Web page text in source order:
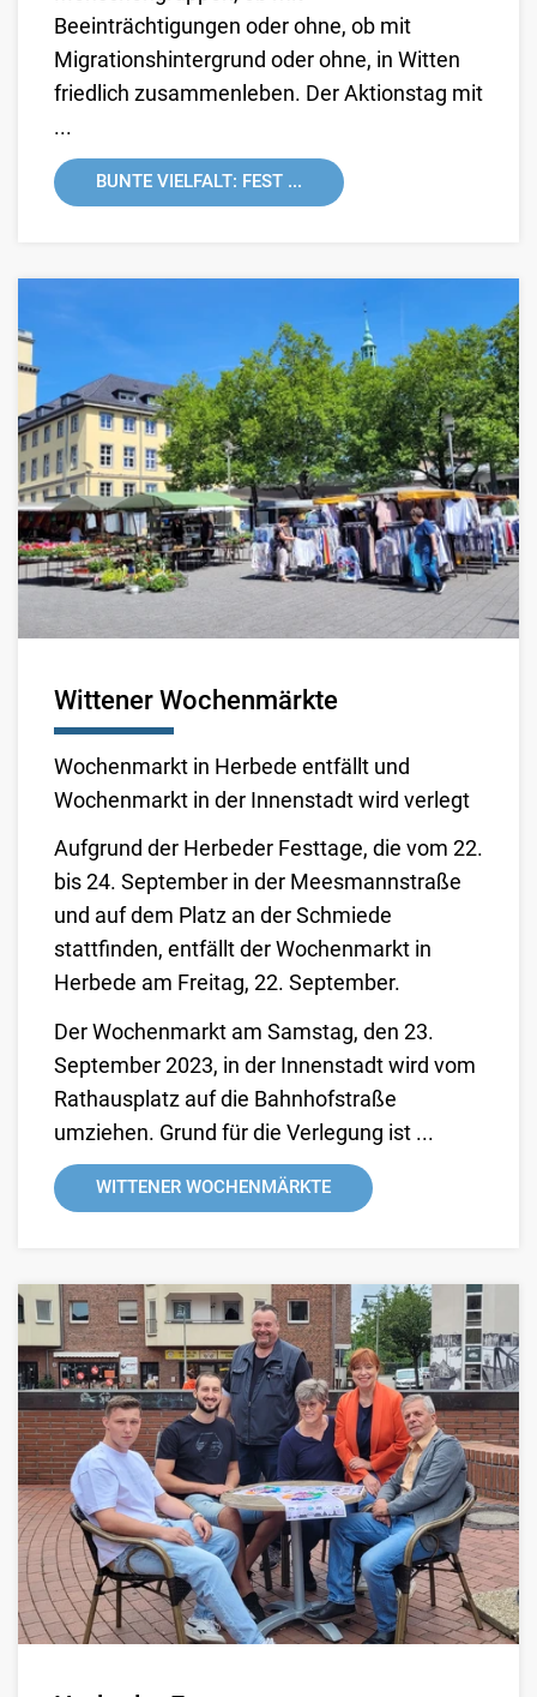
Beeinträchtigungen oder ohne, ob mit
Migrationshintergrund oder ohne, in Witten
friedlich zusammenleben. Der Aktionstag mit
...
BUNTE VIELFALT: FEST ...
Wittener Wochenmärkte
Wochenmarkt in Herbede entfällt und
Wochenmarkt in der Innenstadt wird verlegt
Aufgrund der Herbeder Festtage, die vom 22.
bis 24. September in der Meesmannstraße
und auf dem Platz an der Schmiede
stattfinden, entfällt der Wochenmarkt in
Herbede am Freitag, 22. September.
Der Wochenmarkt am Samstag, den 23.
September 2023, in der Innenstadt wird vom
Rathausplatz auf die Bahnhofstraße
umziehen. Grund für die Verlegung ist ...
WITTENER WOCHENMÄRKTE